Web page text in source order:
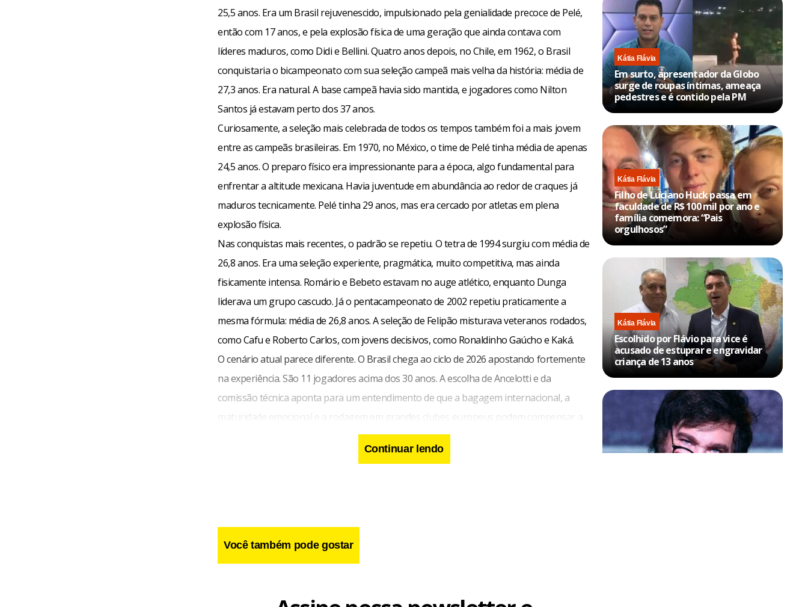
25,5 anos. Era um Brasil rejuvenescido, impulsionado pela genialidade precoce de Pelé,
então com 17 anos, e pela explosão física de uma geração que ainda contava com
líderes maduros, como Didi e Bellini. Quatro anos depois, no Chile, em 1962, o Brasil
conquistaria o bicampeonato com sua seleção campeã mais velha da história: média de
27,3 anos. Era natural. A base campeã havia sido mantida, e jogadores como Nilton
Santos já estavam perto dos 37 anos.
Curiosamente, a seleção mais celebrada de todos os tempos também foi a mais jovem
entre as campeãs brasileiras. Em 1970, no México, o time de Pelé tinha média de apenas
24,5 anos. O preparo físico era impressionante para a época, algo fundamental para
enfrentar a altitude mexicana. Havia juventude em abundância ao redor de craques já
maduros tecnicamente. Pelé tinha 29 anos, mas era cercado por atletas em plena
explosão física.
Nas conquistas mais recentes, o padrão se repetiu. O tetra de 1994 surgiu com média de
26,8 anos. Era uma seleção experiente, pragmática, muito competitiva, mas ainda
fisicamente intensa. Romário e Bebeto estavam no auge atlético, enquanto Dunga
liderava um grupo cascudo. Já o pentacampeonato de 2002 repetiu praticamente a
mesma fórmula: média de 26,8 anos. A seleção de Felipão misturava veteranos rodados,
como Cafu e Roberto Carlos, com jovens decisivos, como Ronaldinho Gaúcho e Kaká.
O cenário atual parece diferente. O Brasil chega ao ciclo de 2026 apostando fortemente
na experiência. São 11 jogadores acima dos 30 anos. A escolha de Ancelotti e da
comissão técnica aponta para um entendimento de que a bagagem internacional, a
maturidade emocional e a rodagem em grandes clubes europeus podem compensar a
perda natural de intensidade física que acompanha o envelhecimento.
O problema é que o futebol moderno talvez cobre justamente o contrário. As seleções
talento de sobra no grupo atual. Mas os números ajudam a mostrar que Ancelotti
Continuar lendo
Você também pode gostar
Kátia Flávia
Em surto, apresentador da Globo
surge de roupas íntimas, ameaça
pedestres e é contido pela PM
Kátia Flávia
Filho de Luciano Huck passa em
faculdade de R$ 100 mil por ano e
família comemora: “Pais
orgulhosos”
Kátia Flávia
Escolhido por Flávio para vice é
acusado de estuprar e engravidar
criança de 13 anos